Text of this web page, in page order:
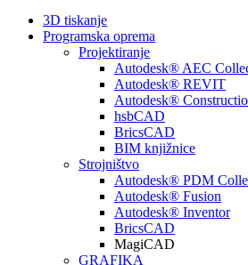
3D tiskanje
Programska oprema
Projektiranje
Autodesk® AEC
Autodesk® REVIT
Autodesk®
hsbCAD
BricsCAD
BIM knjižnice
Strojništvo
Autodesk® PDM
Autodesk® Fusion
Autodesk® Inventor
BricsCAD
MagiCAD
GRAFIKA